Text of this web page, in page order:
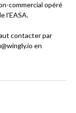
commercial opéré
l’EASA.
contacter par
en